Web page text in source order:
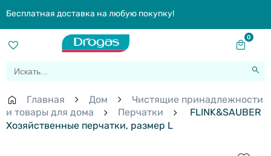
Бесплатная доставка на любую покупку!
0
Главная Дом
Чистящие принадлежности
и товары для дома
Перчатки
FLINK&SAUBER
Хозяйственные перчатки, размер L